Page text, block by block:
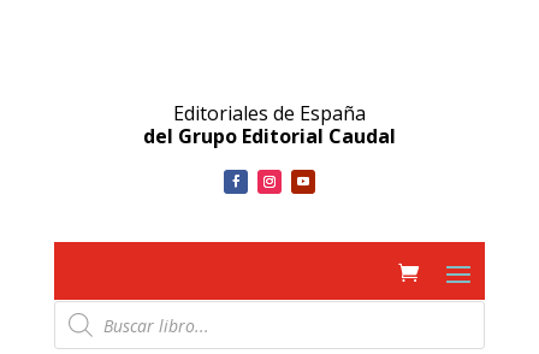
Editoriales de España
del Grupo Editorial Caudal
Búsqueda
de
productos